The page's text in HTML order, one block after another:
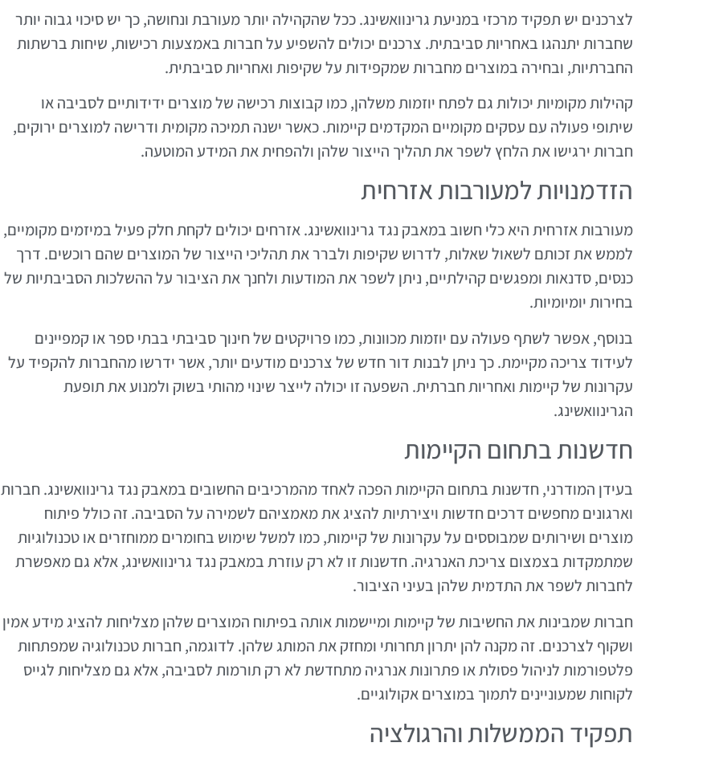
לצרכנים יש תפקיד מרכזי במניעת גרינוואשינג. ככל שהקהילה יותר מעורבת ונחושה, כך יש סיכוי גבוה יותר
שחברות יתנהגו באחריות סביבתית. צרכנים יכולים להשפיע על חברות באמצעות רכישות, שיחות ברשתות
החברתיות, ובחירה במוצרים מחברות שמקפידות על שקיפות ואחריות סביבתית.
קהילות מקומיות יכולות גם לפתח יוזמות משלהן, כמו קבוצות רכישה של מוצרים ידידותיים לסביבה או
שיתופי פעולה עם עסקים מקומיים המקדמים קיימות. כאשר ישנה תמיכה מקומית ודרישה למוצרים ירוקים,
חברות ירגישו את הלחץ לשפר את תהליך הייצור שלהן ולהפחית את המידע המוטעה.
הזדמנויות למעורבות אזרחית
מעורבות אזרחית היא כלי חשוב במאבק נגד גרינוואשינג. אזרחים יכולים לקחת חלק פעיל במיזמים מקומיים,
לממש את זכותם לשאול שאלות, לדרוש שקיפות ולברר את תהליכי הייצור של המוצרים שהם רוכשים. דרך
כנסים, סדנאות ומפגשים קהילתיים, ניתן לשפר את המודעות ולחנך את הציבור על ההשלכות הסביבתיות של
בחירות יומיומיות.
בנוסף, אפשר לשתף פעולה עם יוזמות מכוונות, כמו פרויקטים של חינוך סביבתי בבתי ספר או קמפיינים
לעידוד צריכה מקיימת. כך ניתן לבנות דור חדש של צרכנים מודעים יותר, אשר ידרשו מהחברות להקפיד על
עקרונות של קיימות ואחריות חברתית. השפעה זו יכולה לייצר שינוי מהותי בשוק ולמנוע את תופעת
הגרינוואשינג.
חדשנות בתחום הקיימות
בעידן המודרני, חדשנות בתחום הקיימות הפכה לאחד מהמרכיבים החשובים במאבק נגד גרינוואשינג. חברות
וארגונים מחפשים דרכים חדשות ויצירתיות להציג את מאמציהם לשמירה על הסביבה. זה כולל פיתוח
מוצרים ושירותים שמבוססים על עקרונות של קיימות, כמו למשל שימוש בחומרים ממוחזרים או טכנולוגיות
שמתמקדות בצמצום צריכת האנרגיה. חדשנות זו לא רק עוזרת במאבק נגד גרינוואשינג, אלא גם מאפשרת
לחברות לשפר את התדמית שלהן בעיני הציבור.
חברות שמבינות את החשיבות של קיימות ומיישמות אותה בפיתוח המוצרים שלהן מצליחות להציג מידע אמין
ושקוף לצרכנים. זה מקנה להן יתרון תחרותי ומחזק את המותג שלהן. לדוגמה, חברות טכנולוגיה שמפתחות
פלטפורמות לניהול פסולת או פתרונות אנרגיה מתחדשת לא רק תורמות לסביבה, אלא גם מצליחות לגייס
לקוחות שמעוניינים לתמוך במוצרים אקולוגיים.
תפקיד הממשלות והרגולציה